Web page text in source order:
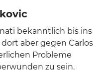
bekanntlich bis ins
aber gegen Carlos
Probleme
zu sein.